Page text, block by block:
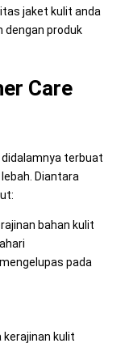
jaket kulit anda
dengan produk
Care
didalamnya terbuat
Diantara
bahan kulit
pada
kerajinan kulit